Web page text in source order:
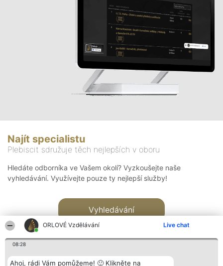
ORLOVÉ Vzdělávání Live chat
08:28
Ahoj, rádi Vám pomůžeme! 🙂 Klikněte na
Najít specialistu
Plebiscit sdružuje těch nejlepších v oboru
Hledáte odborníka ve Vašem okolí? Vyzkoušejte naše
vyhledávání. Využívejte pouze ty nejlepší služby!
Vyhledávání